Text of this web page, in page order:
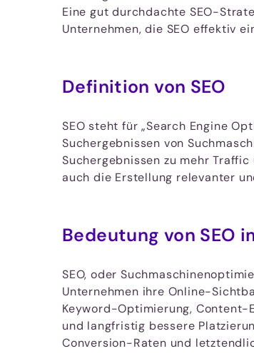
Eine gut durchdachte SEO-
Unternehmen, die SEO effektiv
Definition von SEO
SEO steht für „Search Engine
Suchergebnissen von
Suchergebnissen zu mehr
auch die Erstellung relevanter
Bedeutung von SEO
SEO, oder
Unternehmen ihre Online-
Keyword-Optimierung, Content-
und langfristig bessere
Conversion-Raten und